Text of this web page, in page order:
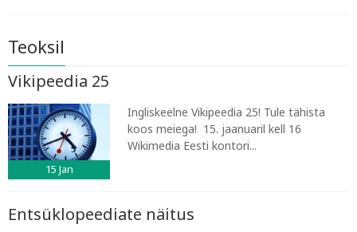
Teoksil
Vikipeedia 25
15 Jan
Ingliskeelne Vikipeedia 25! Tule tähista
koos meiega! 15. jaanuaril kell 16
Wikimedia Eesti kontori...
Entsüklopeediate näitus